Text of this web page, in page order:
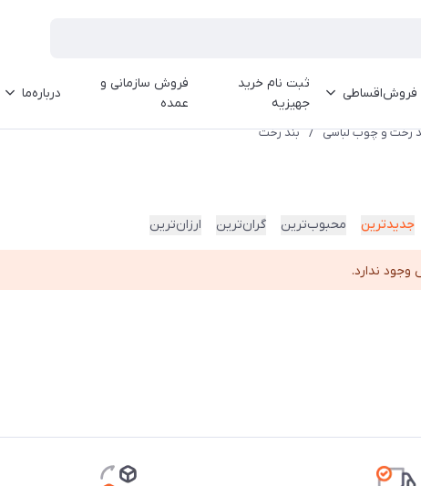
فروش‌اقساطی
ثبت نام خرید
جهیزیه
فروش سازمانی و
عمده
درباره‌ما
رخت و چوب لباسی / بند رخت
جدیدترین محبوب‌ترین گران‌ترین ارزان‌ترین
وجود ندارد.